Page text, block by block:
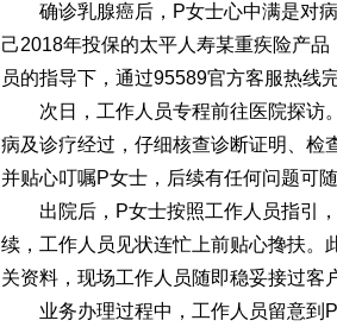
确诊乳腺癌后，P女士心中满是对病
己2018年投保的太平人寿某重疾险产
员的指导下，通过95589官方客服热线
次日，工作人员专程前往医院探访
病及诊疗经过，仔细核查诊断证明、检
并贴心叮嘱P女士，后续有任何问题可
出院后，P女士按照工作人员指引，
续，工作人员见状连忙上前贴心搀扶。
关资料，现场工作人员随即稳妥接过客
业务办理过程中，工作人员留意到P